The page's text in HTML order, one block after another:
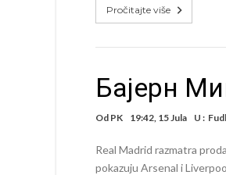
Pročitajte više
Бајерн
Od PK 19:42, 15 Jula U :
Real Madrid razmatra
pokazuju Arsenal i